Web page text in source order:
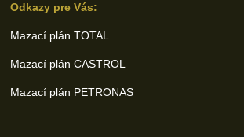
Odkazy pre Vás:
Mazací plán TOTAL
Mazací plán CASTROL
Mazací plán PETRONAS